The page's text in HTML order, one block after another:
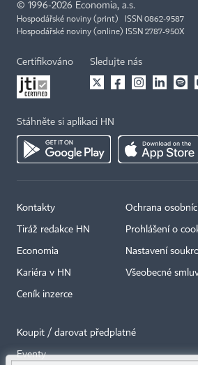
© 1996-2026 Economia, a.s.
Hospodářské noviny (print) ISSN 0862-9587
Hospodářské noviny (online) ISSN 2787-950X
Certifikováno Sledujte nás
Stáhněte si aplikaci HN
Kontakty
Tiráž redakce HN
Economia
Kariéra v HN
Ceník inzerce
Ochrana
Prohlášení o
Nastavení
Všeobecné
Koupit / darovat předplatné
Eventy